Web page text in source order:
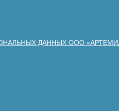
ДАННЫХ ООО